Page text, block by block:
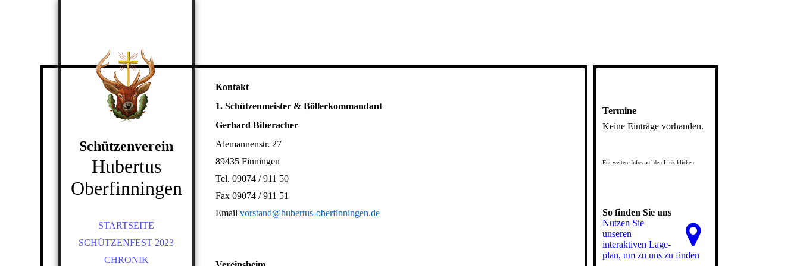
Schützenverein
Hubertus
Oberfinningen
STARTSEITE
SCHÜTZENFEST 2023
CHRONIK
Kontakt
1. Schützenmeister & Böllerkommandant
Gerhard Biberacher
Alemannenstr. 27
89435 Finningen
Tel. 09074 / 911 50
Fax 09074 / 911 51
Email vorstand@hubertus-oberfinningen.de
Termine
Keine Einträge vorhanden.
Für weitere Infos auf den Link klicken
So finden Sie uns
Nutzen Sie
unseren
interaktiven La­ge­
plan, um zu uns zu finden